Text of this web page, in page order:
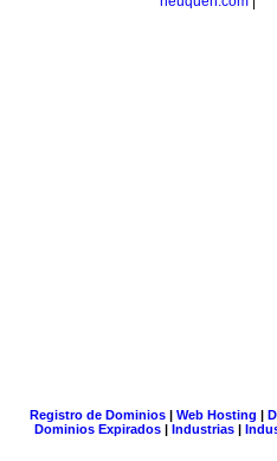
Registro de Dominios| Web Hosting |
Dominios Expirados | Industrias |